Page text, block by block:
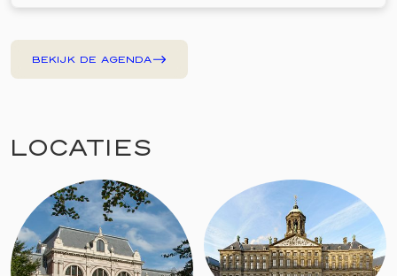
BEKIJK DE AGENDA
LOCATIES